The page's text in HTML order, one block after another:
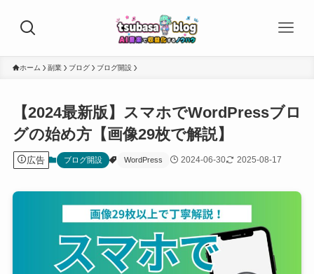
ホーム 副業 ブログ ブログ開設
【2024最新版】スマホでWordPressブロ
グの始め方【画像29枚で解説】
広告 ブログ開設 WordPress 2024-06-30 2025-08-17